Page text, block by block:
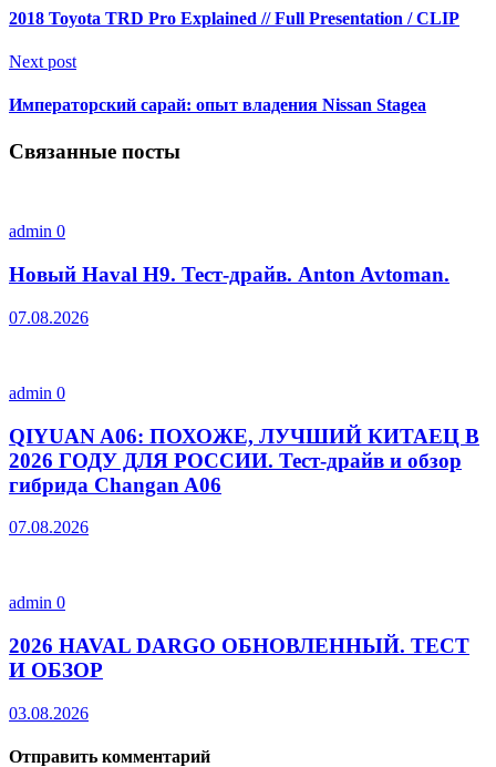
2018 Toyota TRD Pro Explained // Full Presentation / CLIP
Next post
Императорский сарай: опыт владения Nissan Stagea
Связанные посты
admin 0
Новый Haval H9. Тест-драйв. Anton Avtoman.
07.08.2026
admin 0
QIYUAN A06: ПОХОЖЕ, ЛУЧШИЙ КИТАЕЦ В
2026 ГОДУ ДЛЯ РОССИИ. Тест-драйв и обзор
гибрида Changan A06
07.08.2026
admin 0
2026 HAVAL DARGO ОБНОВЛЕННЫЙ. ТЕСТ
И ОБЗОР
03.08.2026
Отправить комментарий